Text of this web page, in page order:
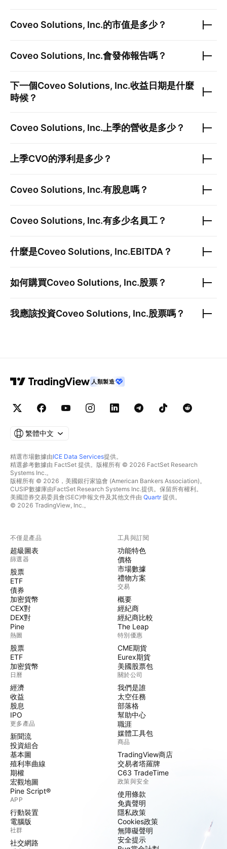
Coveo Solutions, Inc.的市值是多少？
Coveo Solutions, Inc.會發佈報告嗎？
下一個Coveo Solutions, Inc.收益日期是什麼
時候？
Coveo Solutions, Inc. 上季的營收是多少？
上季CVO的淨利是多少？
Coveo Solutions, Inc.有股息嗎？
Coveo Solutions, Inc.有多少名員工？
什麼是Coveo Solutions, Inc.EBITDA？
如何購買Coveo Solutions, Inc.股票？
我應該投資Coveo Solutions, Inc.股票嗎？
人類製造
繁體中文
精選市場數據由ICE Data Services提供。
精選參考數據由 FactSet 提供。版權所有 © 2026 FactSet Research
Systems Inc.。
版權所有 © 2026，美國銀行家協會 (American Bankers Association)。
CUSIP數據庫由FactSet Research Systems Inc.提供。保留所有權利。
美國證券交易委員會(SEC)申報文件及其他文件由 Quartr提供。
© 2026 TradingView, Inc.。
不僅是產品
超級圖表
篩選器
股票
ETF
債券
加密貨幣
CEX對
DEX對
Pine
熱圖
股票
ETF
加密貨幣
日曆
經濟
收益
股息
IPO
更多產品
新聞流
投資組合
基本圖
殖利率曲線
期權
宏觀地圖
Pine Script®
APP
行動裝置
電腦版
社群
社交網路
工具與訂閱
功能特色
價格
市場數據
禮物方案
交易
概要
經紀商
經紀商比較
The Leap
特別優惠
CME期貨
Eurex期貨
美國股票包
關於公司
我們是誰
太空任務
部落格
幫助中心
職涯
媒體工具包
商品
TradingView商店
交易者塔羅牌
C63 TradeTime
政策與安全
使用條款
免責聲明
隱私政策
Cookies政策
無障礙聲明
安全提示